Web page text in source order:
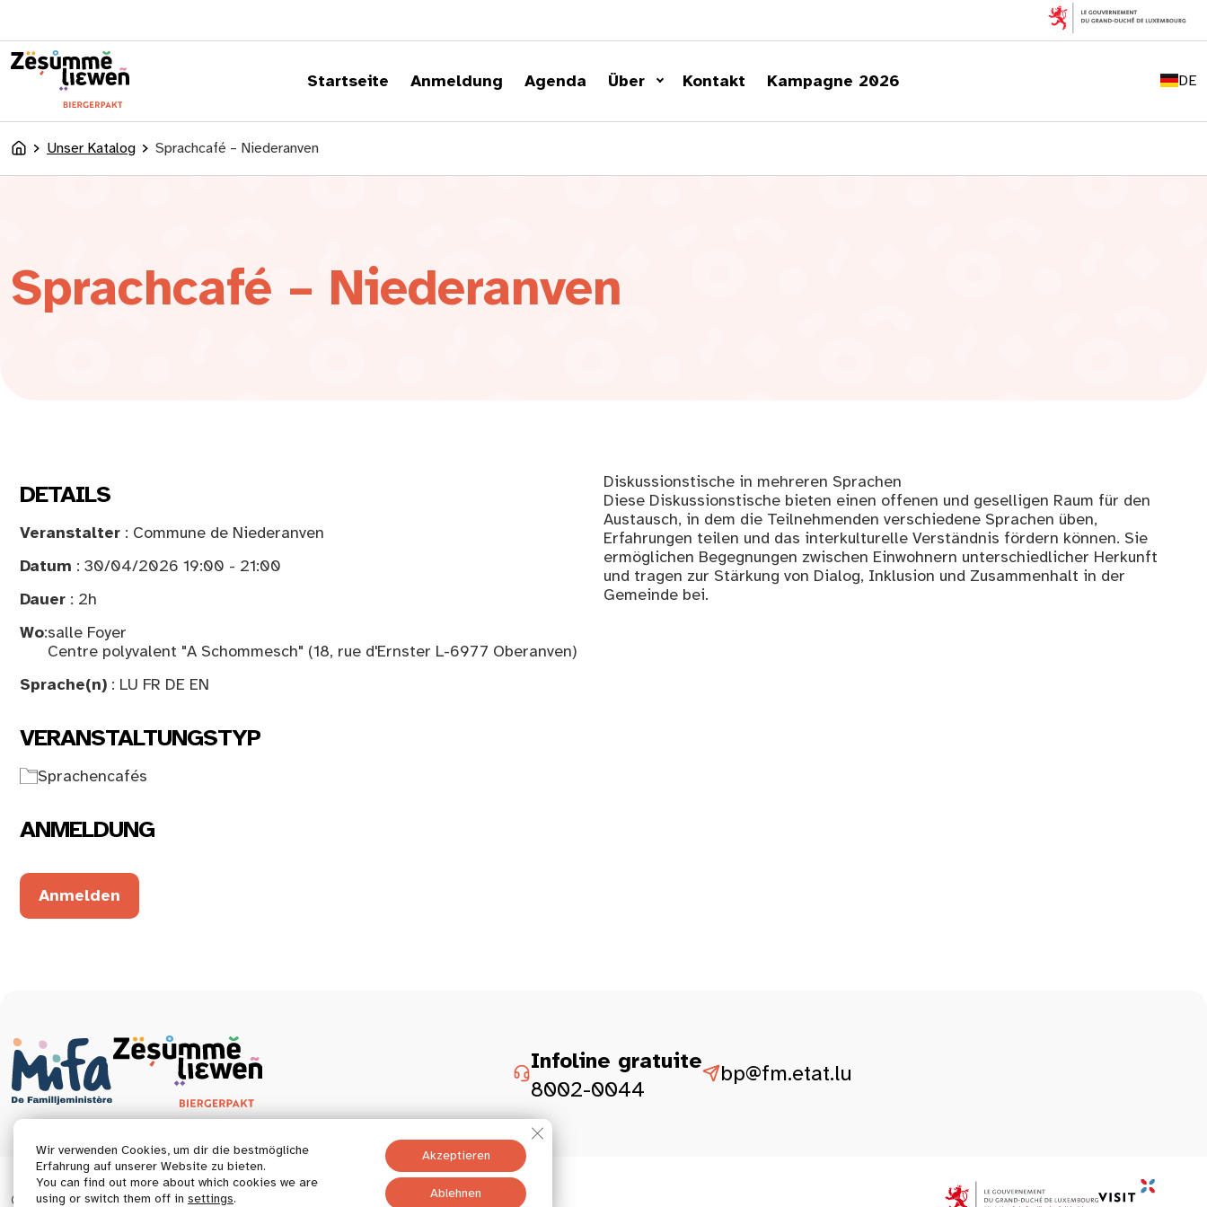
Startseite Anmeldung Agenda Über Kontakt Kampagne 2026 DE
FR
LU
AccueilUnser Katalog Sprachcafé – Niederanven
Sprachcafé – Niederanven
DETAILS
Veranstalter : Commune de Niederanven
Datum : 30/04/2026 19:00 - 21:00
Dauer : 2h
Wo:salle Foyer
Centre polyvalent "A Schommesch" (18, rue d'Ernster L-6977 Oberanven)
Sprache(n) : LU FR DE EN
VERANSTALTUNGSTYP
Sprachencafés
ANMELDUNG
Anmelden
Diskussionstische in mehreren Sprachen
Diese Diskussionstische bieten einen offenen und geselligen Raum für den
Austausch, in dem die Teilnehmenden verschiedene Sprachen üben,
Erfahrungen teilen und das interkulturelle Verständnis fördern können. Sie
ermöglichen Begegnungen zwischen Einwohnern unterschiedlicher Herkunft
und tragen zur Stärkung von Dialog, Inklusion und Zusammenhalt in der
Gemeinde bei.
Infoline gratuite
8002-0044
bp@fm.etat.lu
© 2026 Tous droits réservés.
Wir verwenden Cookies, um dir die bestmögliche
Erfahrung auf unserer Website zu bieten.
You can find out more about which cookies we are
using or switch them off in settings.
Akzeptieren
Ablehnen
GDPR Cookie-Banner schließen